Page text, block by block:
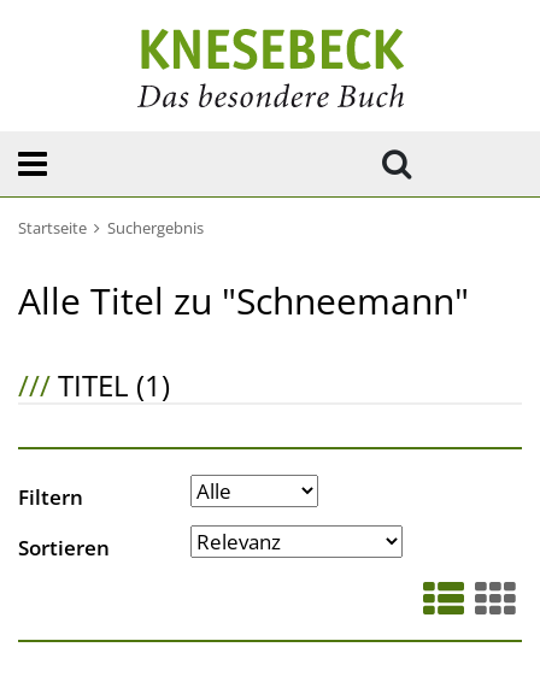
Startseite Suchergebnis
Alle Titel zu "Schneemann"
///TITEL (1)
Filtern
Sortieren